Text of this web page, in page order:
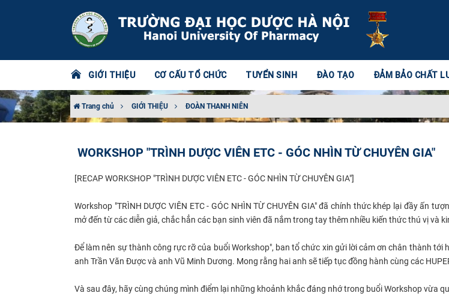
GIỚI THIỆU CƠ CẤU TỔ CHỨC TUYỂN SINH ĐÀO TẠO ĐẢM BẢO CHẤT
Trang chủ GIỚI THIỆU ĐOÀN THANH NIÊN
WORKSHOP "TRÌNH DƯỢC VIÊN ETC - GÓC NHÌN TỪ CHUYÊN GIA"
[RECAP WORKSHOP "TRÌNH DƯỢC VIÊN ETC - GÓC NHÌN TỪ CHUYÊN GIA"]
Workshop "TRÌNH DƯỢC VIÊN ETC - GÓC NHÌN TỪ CHUYÊN GIA" đã chính thức khép lại đầy ấn
mở đến từ các diễn giả, chắc hẳn các bạn sinh viên đã nắm trong tay thêm nhiều kiến thức thú vị và
Để làm nên sự thành công rực rỡ của buổi Workshop", ban tổ chức xin gửi lời cảm ơn chân thành tới
anh Trần Văn Được và anh Vũ Minh Dương. Mong rằng hai anh sẽ tiếp tục đồng hành cùng các
Và sau đây, hãy cùng chúng mình điểm lại những khoảnh khắc đáng nhớ trong buổi Workshop vừa